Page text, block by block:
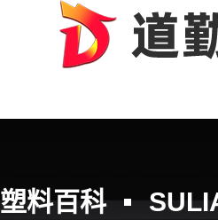
塑料百科